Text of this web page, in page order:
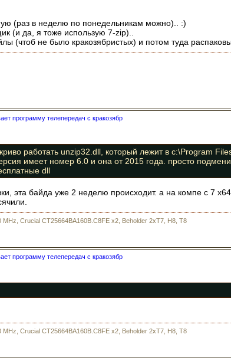
(раз в неделю по понедельникам можно).. :)
(и да, я тоже использую 7-zip)..
(чтоб не было кракозябристых) и потом туда
программу телепередач с кракозябр
работать unzip32.dll, который лежит в c:\Program
имеет номер 6.0 и она от 2015 года. просто
dll
эта байда уже 2 неделю происходит. а на компе с 7
Crucial CT25664BA160B.C8FE x2, Beholder 2xT7, H8, T8
программу телепередач с кракозябр
Crucial CT25664BA160B.C8FE x2, Beholder 2xT7, H8, T8